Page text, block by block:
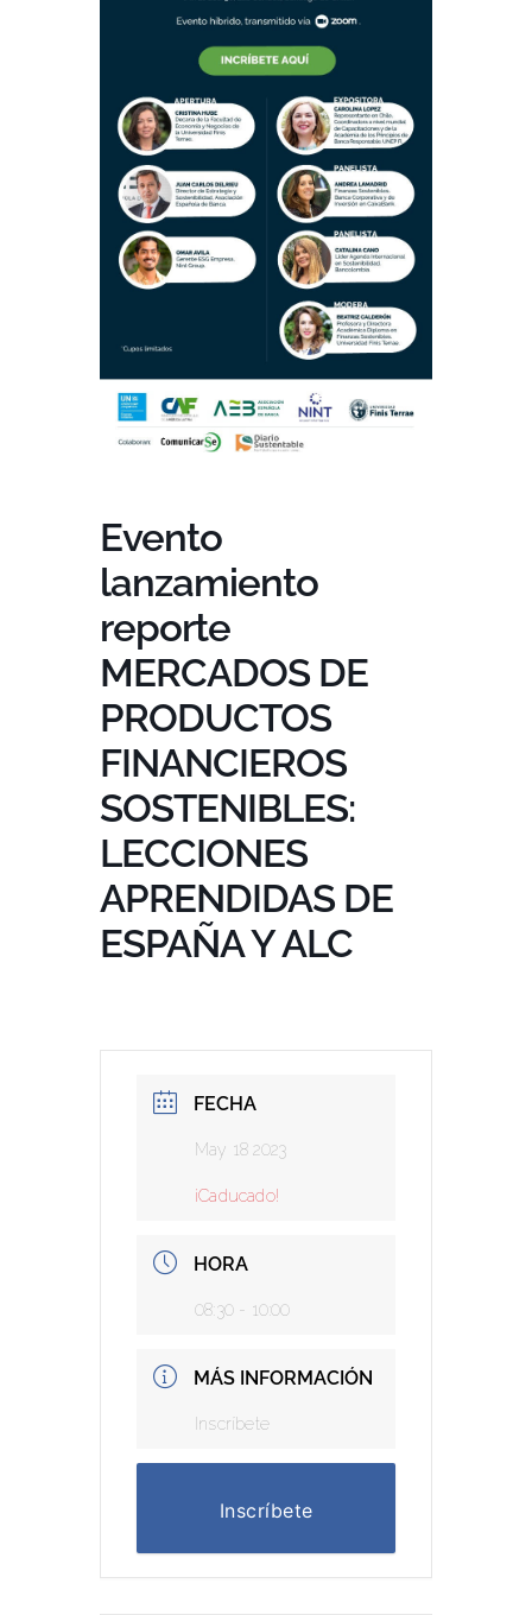
Evento
lanzamiento
reporte
MERCADOS DE
PRODUCTOS
FINANCIEROS
SOSTENIBLES:
LECCIONES
APRENDIDAS DE
ESPAÑA Y ALC
FECHA
May 18 2023
¡Caducado!
HORA
08:30 - 10:00
MÁS INFORMACIÓN
Inscríbete
Inscríbete